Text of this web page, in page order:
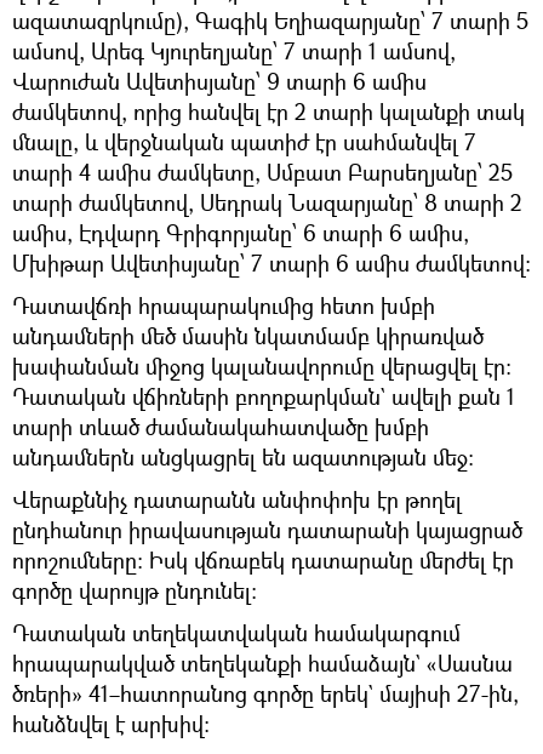
ազատազրկումը), Գագիկ Եղիազարյանը՝ 7 տարի 5
ամսով, Արեգ Կյուրեղյանը՝ 7 տարի 1 ամսով,
Վարուժան Ավետիսյանը՝ 9 տարի 6 ամիս
ժամկետով, որից հանվել էր 2 տարի կալանքի տակ
մնալը, և վերջնական պատիժ էր սահմանվել 7
տարի 4 ամիս ժամկետը, Սմբատ Բարսեղյանը՝ 25
տարի ժամկետով, Սեդրակ Նազարյանը՝ 8 տարի 2
ամիս, Էդվարդ Գրիգորյանը՝ 6 տարի 6 ամիս,
Մխիթար Ավետիսյանը՝ 7 տարի 6 ամիս ժամկետով։
Դատավճռի հրապարակումից հետո խմբի
անդամների մեծ մասին նկատմամբ կիրառված
խափանման միջոց կալանավորումը վերացվել էր։
Դատական վճիռների բողոքարկման` ավելի քան 1
տարի տևած ժամանակահատվածը խմբի
անդամներն անցկացրել են ազատության մեջ։
Վերաքննիչ դատարանն անփոփոխ էր թողել
ընդհանուր իրավասության դատարանի կայացրած
որոշումները։ Իսկ վճռաբեկ դատարանը մերժել էր
գործը վարույթ ընդունել։
Դատական տեղեկատվական համակարգում
հրապարակված տեղեկանքի համաձայն` «Սասնա
ծռերի» 41–հատորանոց գործը երեկ` մայիսի 27-ին,
հանձնվել է արխիվ։